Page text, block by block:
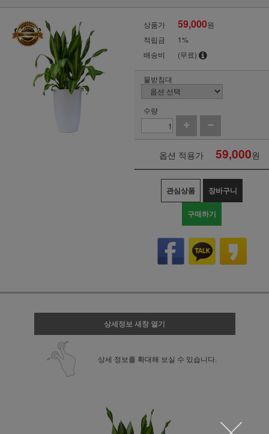
상품가 59,000원
적립금
1%
배송비
(무료)
물받침대
수량
옵션 적용가 59,000원
관심상품 장바구니
구매하기
상세정보 새창 열기
상세 정보를 확대해 보실 수 있습니다.